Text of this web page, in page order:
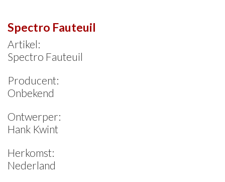
Spectro Fauteuil
Artikel:
Spectro Fauteuil
Producent:
Onbekend
Ontwerper:
Hank Kwint
Herkomst:
Nederland